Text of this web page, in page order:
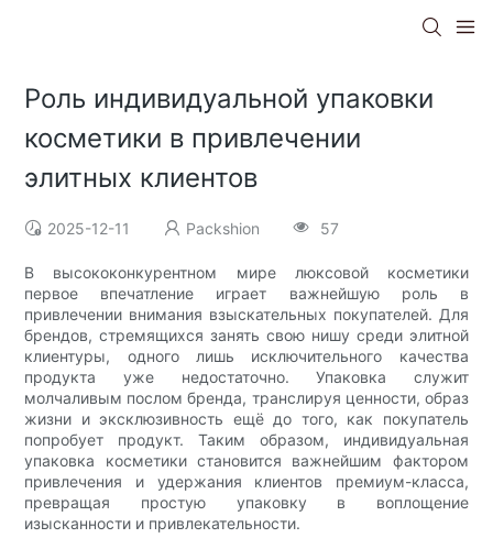
Роль индивидуальной упаковки
косметики в привлечении
элитных клиентов
2025-12-11 Packshion 57
В высококонкурентном мире люксовой косметики
первое впечатление играет важнейшую роль в
привлечении внимания взыскательных покупателей. Для
брендов, стремящихся занять свою нишу среди элитной
клиентуры, одного лишь исключительного качества
продукта уже недостаточно. Упаковка служит
молчаливым послом бренда, транслируя ценности, образ
жизни и эксклюзивность ещё до того, как покупатель
попробует продукт. Таким образом, индивидуальная
упаковка косметики становится важнейшим фактором
привлечения и удержания клиентов премиум-класса,
превращая простую упаковку в воплощение
изысканности и привлекательности.